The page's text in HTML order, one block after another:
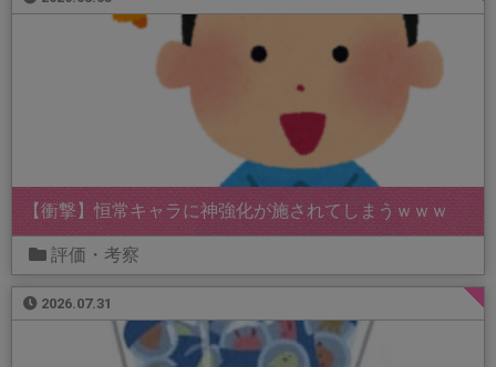
【衝撃】恒常キャラに神強化が施されてしまうｗｗｗ
評価・考察
2026.07.31